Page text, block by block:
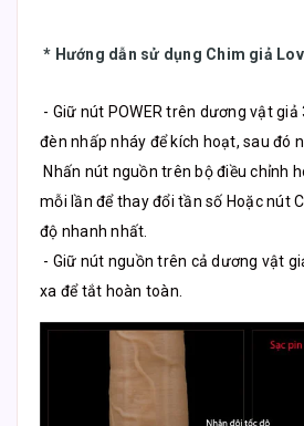
* Hướng dẫn sử dụng Chim giả
- Giữ nút POWER trên dương vật giả
đèn nhấp nháy để kích hoạt, sau đó
Nhấn nút nguồn trên bộ điều chỉnh
mỗi lần để thay đổi tần số Hoặc nút
độ nhanh nhất.
- Giữ nút nguồn trên cả dương vật
xa để tắt hoàn toàn.